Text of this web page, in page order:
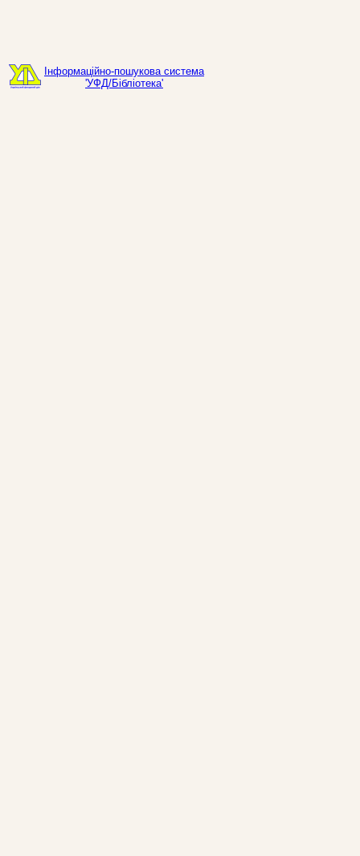
Інформаційно-пошукова система
'УФД/Бібліотека'